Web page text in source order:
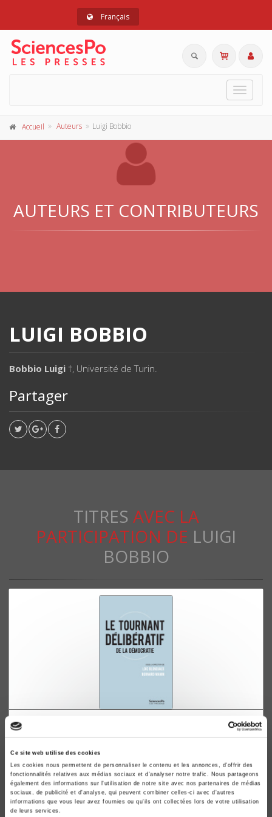
Ce site web utilise des cookies
Les cookies nous permettent de personnaliser le contenu et les annonces, d'offrir des
fonctionnalités relatives aux médias sociaux et d'analyser notre trafic. Nous partageons
également des informations sur l'utilisation de notre site avec nos partenaires de médias
sociaux, de publicité et d'analyse, qui peuvent combiner celles-ci avec d'autres
informations que vous leur avez fournies ou qu'ils ont collectées lors de votre utilisation
de leurs services.
Français
Toggle
Accueil Auteurs Luigi Bobbio
AUTEURS ET CONTRIBUTEURS
LUIGI BOBBIO
Bobbio Luigi †, Université de Turin.
Partager
TITRES AVEC LA
PARTICIPATION DE LUIGI
BOBBIO
Le tournant délibératif
Loïc Blondiaux, Bernard Manin